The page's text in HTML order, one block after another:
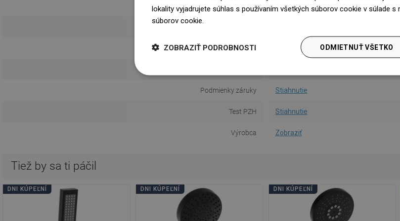
Materiál PVC
Návod na použitie Stiahnutie
Podmienky záruky Stiahnutie
Test PZH Stiahnutie
Výrobca Zobraziť
Tiež by sa ti páčil
DNI KÚPEĽNÍ DNI KÚPEĽNÍ DNI KÚPEĽNÍ
lokality vyjadrujete súhlas s používaním všetkých súborov cookie v súlade s
súborov cookie.
ODMIETNUŤ VŠETKO
ZOBRAZIŤ PODROBNOSTI